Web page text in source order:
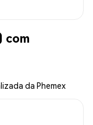
com
da Phemex